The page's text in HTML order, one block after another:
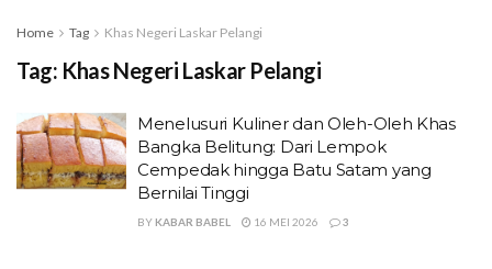
Home Tag Khas Negeri Laskar Pelangi
Tag: Khas Negeri Laskar Pelangi
Menelusuri Kuliner dan Oleh-Oleh Khas
Bangka Belitung: Dari Lempok
Cempedak hingga Batu Satam yang
Bernilai Tinggi
BY KABAR BABEL 16 MEI 2026 3